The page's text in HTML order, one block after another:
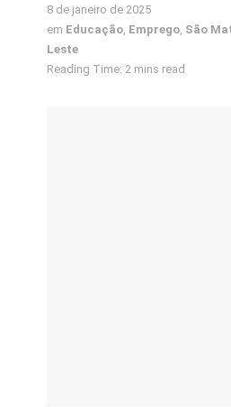
8 de janeiro de 2025
em Educação, Emprego, São
Leste
Reading Time: 2 mins read